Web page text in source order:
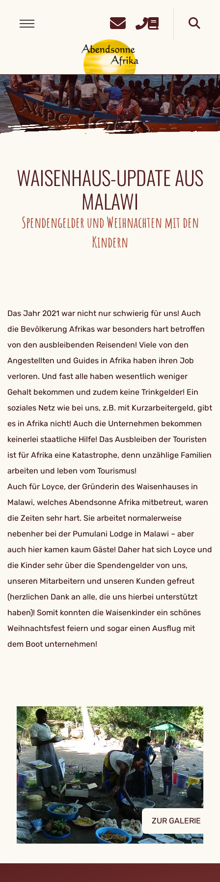
WAISENHAUS-UPDATE AUS
MALAWI
Spendengelder und Weihnachten mit den
Kindern
Das Jahr 2021 war nicht nur schwierig für uns! Auch
die Bevölkerung Afrikas war besonders hart betroffen
von den ausbleibenden Reisenden! Viele von den
Angestellten und Guides in Afrika haben ihren Job
verloren. Und fast alle haben wesentlich weniger
Gehalt bekommen und zudem keine Trinkgelder! Ein
soziales Netz wie bei uns, z.B. mit Kurzarbeitergeld, gibt
es in Afrika nicht! Auch die Unternehmen bekommen
keinerlei staatliche Hilfe! Das Ausbleiben der Touristen
ist für Afrika eine Katastrophe, denn unzählige Familien
arbeiten und leben vom Tourismus!
Auch für Loyce, der Gründerin des Waisenhauses in
Malawi, welches Abendsonne Afrika mitbetreut, waren
die Zeiten sehr hart. Sie arbeitet normalerweise
nebenher bei der Pumulani Lodge in Malawi – aber
auch hier kamen kaum Gäste! Daher hat sich Loyce und
die Kinder sehr über die Spendengelder von uns,
unseren Mitarbeitern und unseren Kunden gefreut
(herzlichen Dank an alle, die uns hierbei unterstützt
haben)! Somit konnten die Waisenkinder ein schönes
Weihnachtsfest feiern und sogar einen Ausflug mit
dem Boot unternehmen!
ZUR GALERIE